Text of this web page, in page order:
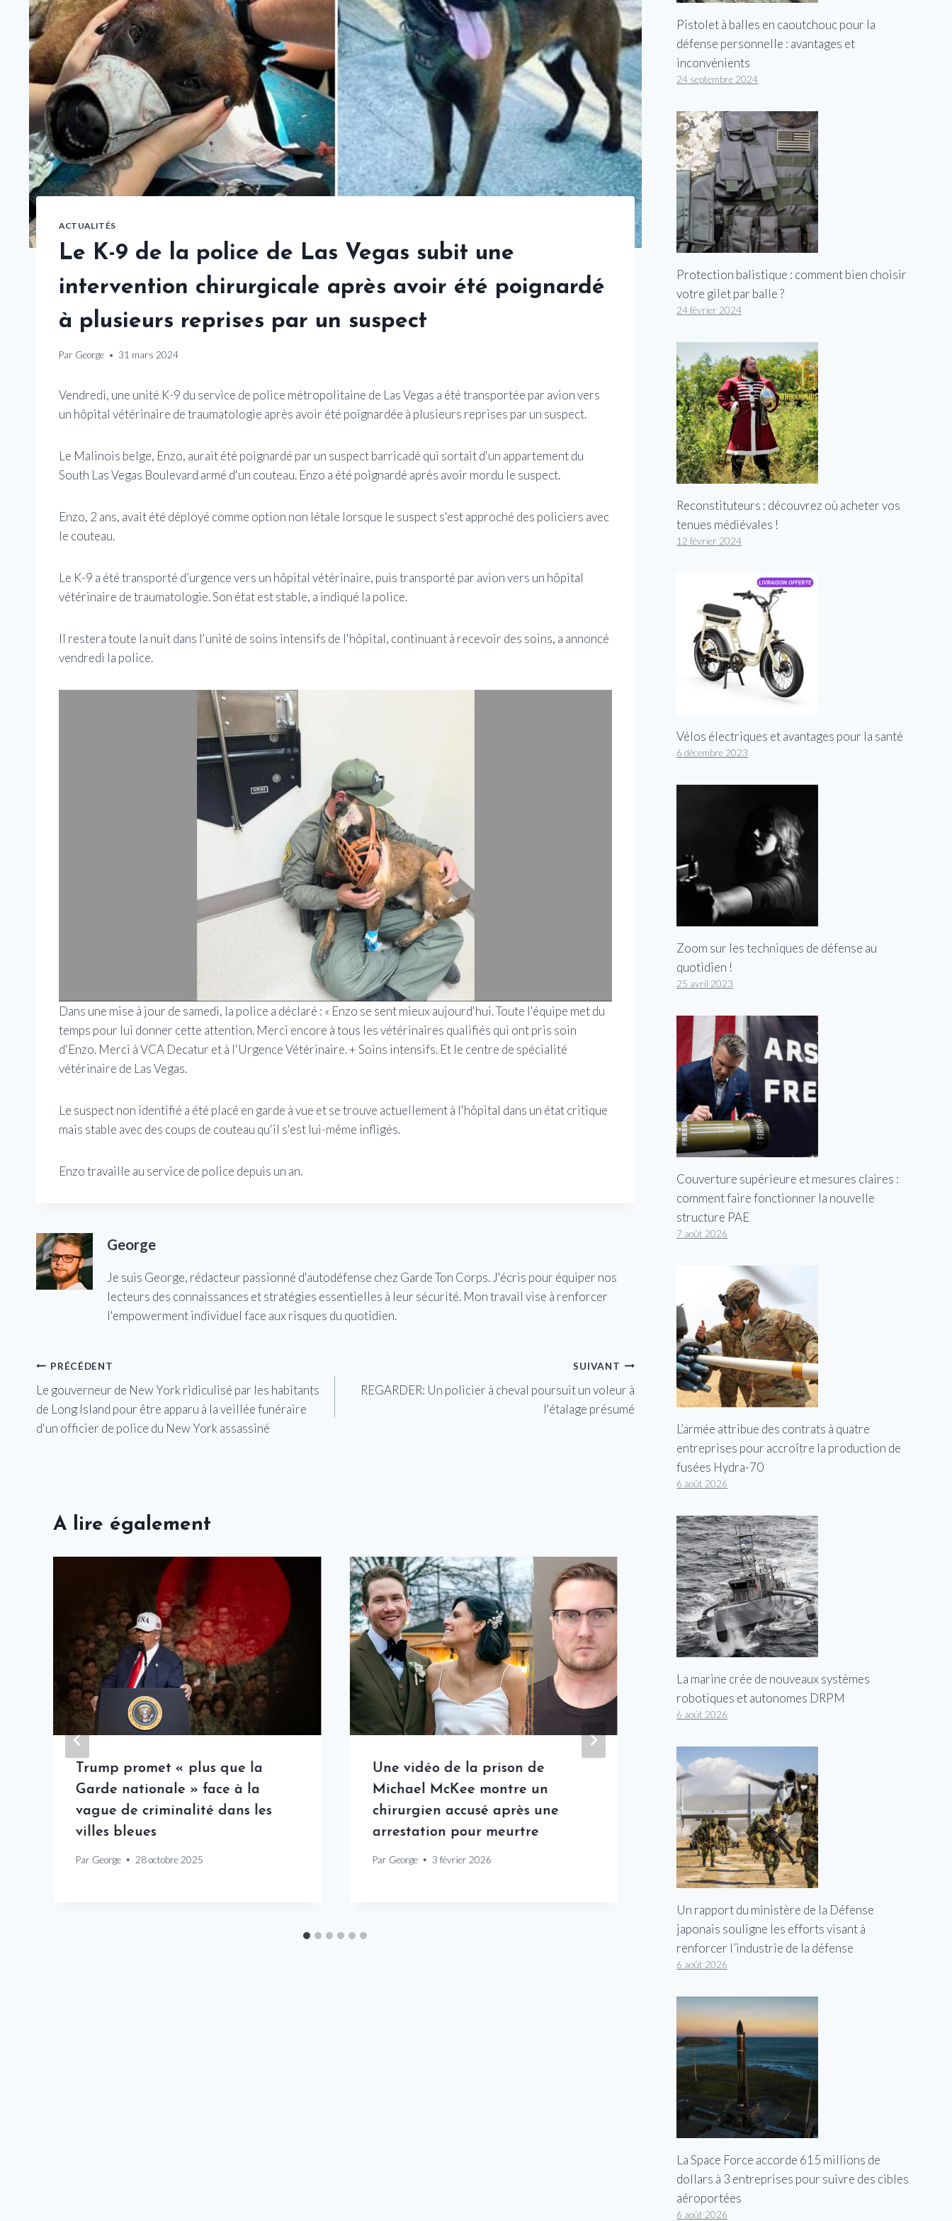
ACTUALITÉS
Le K-9 de la police de Las Vegas subit une
intervention chirurgicale après avoir été poignardé
à plusieurs reprises par un suspect
Par George 31 mars 2024
Vendredi, une unité K-9 du service de police métropolitaine de Las Vegas a été transportée par avion vers
un hôpital vétérinaire de traumatologie après avoir été poignardée à plusieurs reprises par un suspect.
Le Malinois belge, Enzo, aurait été poignardé par un suspect barricadé qui sortait d'un appartement du
South Las Vegas Boulevard armé d'un couteau. Enzo a été poignardé après avoir mordu le suspect.
Enzo, 2 ans, avait été déployé comme option non létale lorsque le suspect s'est approché des policiers avec
le couteau.
Le K-9 a été transporté d’urgence vers un hôpital vétérinaire, puis transporté par avion vers un hôpital
vétérinaire de traumatologie. Son état est stable, a indiqué la police.
Il restera toute la nuit dans l'unité de soins intensifs de l'hôpital, continuant à recevoir des soins, a annoncé
vendredi la police.
Dans une mise à jour de samedi, la police a déclaré : « Enzo se sent mieux aujourd'hui. Toute l'équipe met du
temps pour lui donner cette attention. Merci encore à tous les vétérinaires qualifiés qui ont pris soin
d'Enzo. Merci à VCA Decatur et à l'Urgence Vétérinaire. + Soins intensifs. Et le centre de spécialité
vétérinaire de Las Vegas.
Le suspect non identifié a été placé en garde à vue et se trouve actuellement à l'hôpital dans un état critique
mais stable avec des coups de couteau qu'il s'est lui-même infligés.
Enzo travaille au service de police depuis un an.
George
Je suis George, rédacteur passionné d'autodéfense chez Garde Ton Corps. J'écris pour équiper nos
lecteurs des connaissances et stratégies essentielles à leur sécurité. Mon travail vise à renforcer
l'empowerment individuel face aux risques du quotidien.
Navigation
de
l’article
PRÉCÉDENT
Le gouverneur de New York ridiculisé par les habitants
de Long Island pour être apparu à la veillée funéraire
d'un officier de police du New York assassiné
SUIVANT
REGARDER: Un policier à cheval poursuit un voleur à
l'étalage présumé
A lire également
Trump promet « plus que la
Garde nationale » face à la
vague de criminalité dans les
villes bleues
Par George 28 octobre 2025
Une vidéo de la prison de
Michael McKee montre un
chirurgien accusé après une
arrestation pour meurtre
Par George 3 février 2026
Le procureur de Louisiane,
soutenu par Soros, détourné une
voiture sous la menace d’une
arme avec sa mère : rapports
ParGeorge 19 octobre 2023
Pistolet à balles en caoutchouc pour la
défense personnelle : avantages et
inconvénients
24 septembre 2024
Protection balistique : comment bien choisir
votre gilet par balle ?
24 février 2024
Reconstituteurs : découvrez où acheter vos
tenues médiévales !
12 février 2024
Vélos électriques et avantages pour la santé
6 décembre 2023
Zoom sur les techniques de défense au
quotidien !
25 avril 2023
Couverture supérieure et mesures claires :
comment faire fonctionner la nouvelle
structure PAE
7 août 2026
L’armée attribue des contrats à quatre
entreprises pour accroître la production de
fusées Hydra-70
6 août 2026
La marine crée de nouveaux systèmes
robotiques et autonomes DRPM
6 août 2026
Un rapport du ministère de la Défense
japonais souligne les efforts visant à
renforcer l’industrie de la défense
6 août 2026
La Space Force accorde 615 millions de
dollars à 3 entreprises pour suivre des cibles
aéroportées
6 août 2026